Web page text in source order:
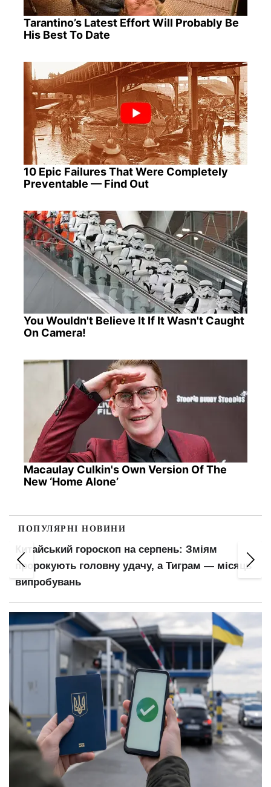
Tarantino’s Latest Effort Will Probably Be
His Best To Date
10 Epic Failures That Were Completely
Preventable — Find Out
You Wouldn't Believe It If It Wasn't Caught
On Camera!
Macaulay Culkin's Own Version Of The
New ‘Home Alone’
ПОПУЛЯРНІ НОВИНИ
Китайський гороскоп на серпень: Зміям
пророкують головну удачу, а Тиграм — місяць
випробувань